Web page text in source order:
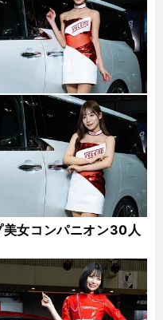
女コンパニオン30人